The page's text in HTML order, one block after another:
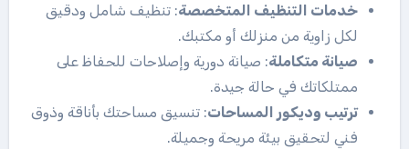
خدمات التنظيف المتخصصة: تنظيف شامل ودقيق
لكل زاوية من منزلك أو مكتبك.
صيانة متكاملة: صيانة دورية وإصلاحات للحفاظ على
ممتلكاتك في حالة جيدة.
ترتيب وديكور المساحات: تنسيق مساحتك بأناقة وذوق
فني لتحقيق بيئة مريحة وجميلة.